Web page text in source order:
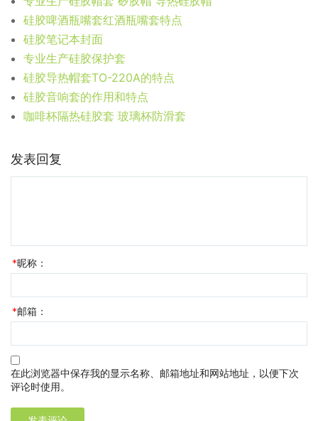
硅胶啤酒瓶嘴套红酒瓶嘴套特点
硅胶笔记本封面
专业生产硅胶保护套
硅胶导热帽套TO-220A的特点
硅胶音响套的作用和特点
咖啡杯隔热硅胶套 玻璃杯防滑套
发表回复
*昵称：
*邮箱：
在此浏览器中保存我的显示名称、邮箱地址和网站地址，以便下次
评论时使用。